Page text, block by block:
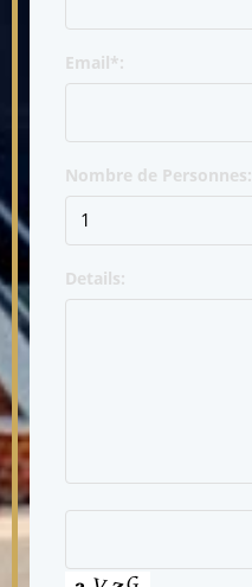
Email*:
Nombre de Personnes:
Details: